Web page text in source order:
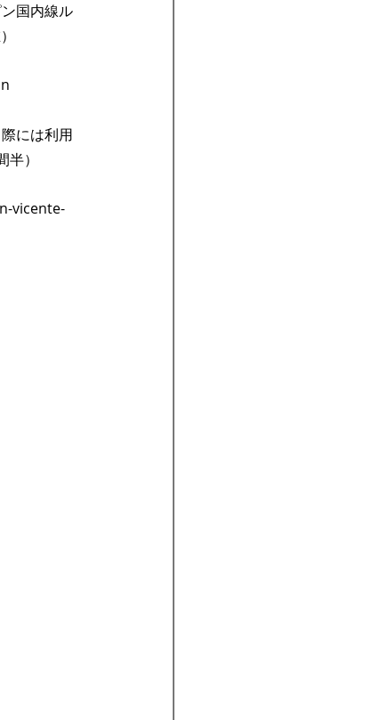
国内線ル
には利用
）
vicente-